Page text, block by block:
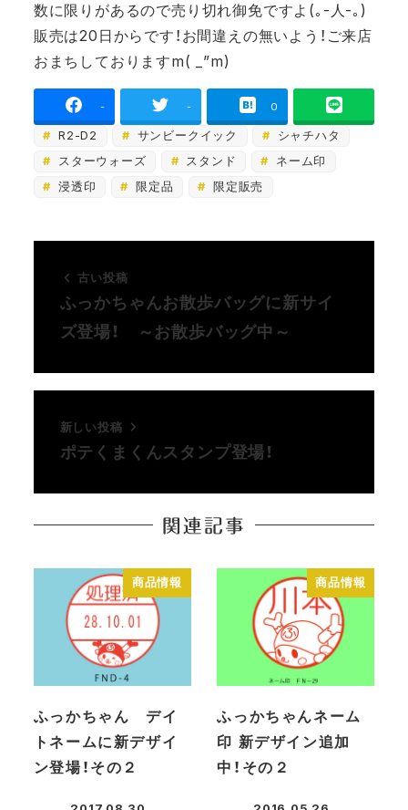
数に限りがあるので売り切れ御免ですよ(｡-人-｡)
販売は20日からです！お間違えの無いよう！ご来店
おまちしておりますm( _”m)
- - 0
R2-D2 サンビークイック
シャチハタ
スターウォーズ
スタンド
ネーム印
浸透印
限定品 限定販売
古い投稿
ふっかちゃんお散歩バッグに新サイ
ズ登場！ ～お散歩バッグ中～
新しい投稿
ポテくまくんスタンプ登場！
関連記事
商品情報
ふっかちゃん デイ
トネームに新デザイ
ン登場！その２
商品情報
ふっかちゃんネーム
印 新デザイン追加
中！その２